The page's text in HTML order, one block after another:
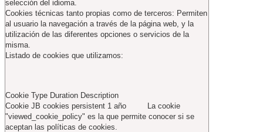
selección del idioma.
Cookies técnicas tanto propias como de terceros: Permiten
al usuario la navegación a través de la página web, y la
utilización de las diferentes opciones o servicios de la
misma.
Listado de cookies que utilizamos:
Cookie Type Duration Description
Cookie JB cookies persistent 1 año La cookie
"viewed_cookie_policy" es la que permite conocer si se
aceptan las políticas de cookies.